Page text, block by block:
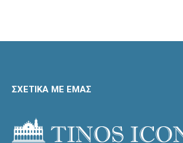
ΣΧΕΤΙΚΑ ΜΕ ΕΜΑΣ